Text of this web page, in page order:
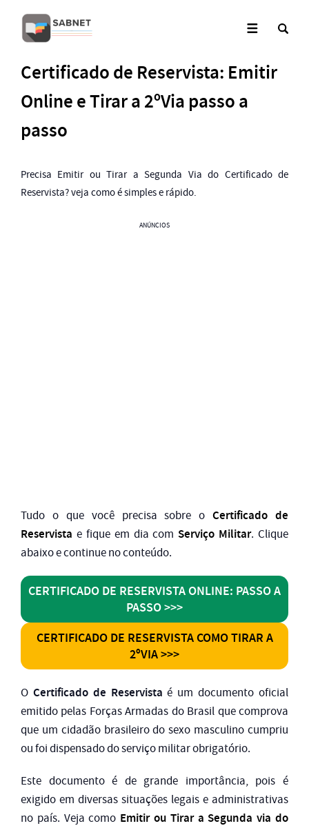
Certificado de Reservista: Emitir
Online e Tirar a 2ºVia passo a
passo
Precisa Emitir ou Tirar a Segunda Via do Certificado de
Reservista? veja como é simples e rápido.
ANÚNCIOS
Tudo o que você precisa sobre oCertificado de
Reservista e fique em dia com Serviço Militar. Clique
abaixo e continue no conteúdo.
CERTIFICADO DE RESERVISTA ONLINE: PASSO A
PASSO >>>
CERTIFICADO DE RESERVISTA COMO TIRAR A
2ºVIA >>>
O Certificado de Reservista é um documento oficial
emitido pelas Forças Armadas do Brasil que comprova
que um cidadão brasileiro do sexo masculino cumpriu
ou foi dispensado do serviço militar obrigatório.
Este documento é de grande importância, pois é
exigido em diversas situações legais e administrativas
no país. Veja como Emitir ou Tirar a Segunda via do